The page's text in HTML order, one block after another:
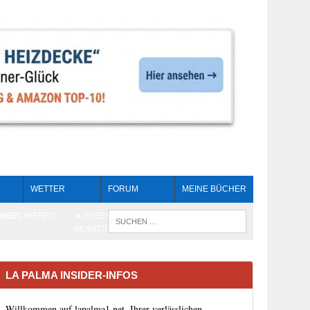
WETTER FORUM MEINE BÜCHER
LA PALMA INSIDER-INFOS